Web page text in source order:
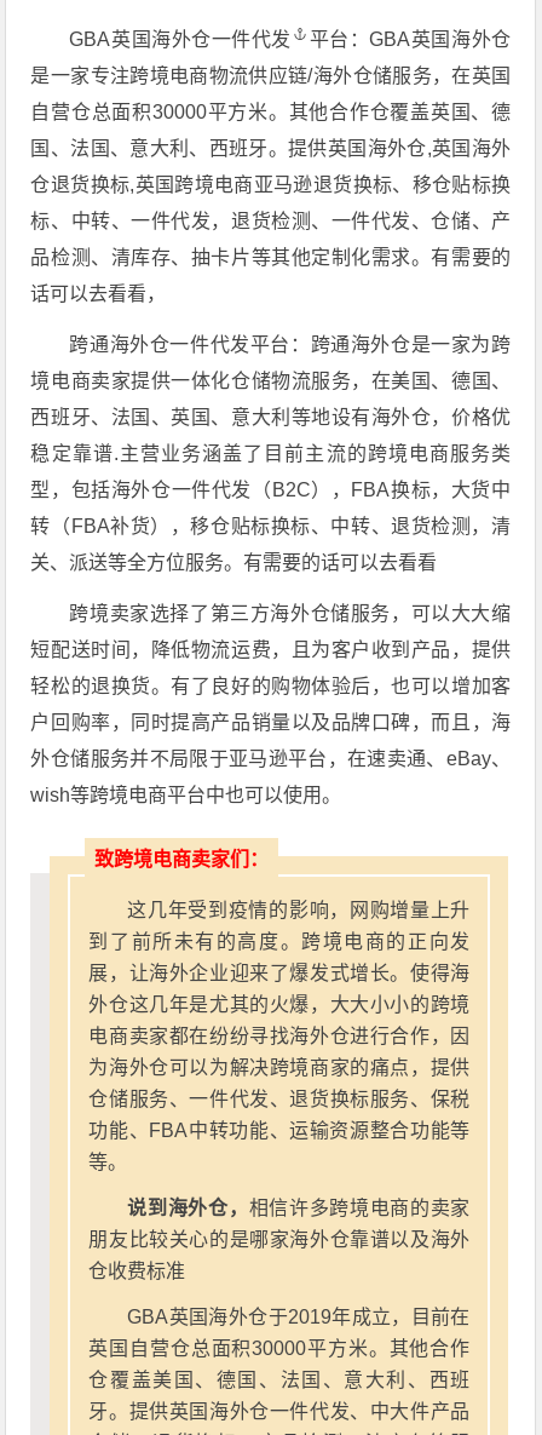
GBA英国海外仓一件代发
平台：GBA英国海外仓
是一家专注跨境电商物流供应链/海外仓储服务，在英国
自营仓总面积30000平方米。其他合作仓覆盖英国、德
国、法国、意大利、西班牙。提供英国海外仓,英国海外
仓退货换标,英国跨境电商亚马逊退货换标、移仓贴标换
标、中转、一件代发，退货检测、一件代发、仓储、产
品检测、清库存、抽卡片等其他定制化需求。有需要的
话可以去看看，
跨通海外仓一件代发平台：跨通海外仓是一家为跨
境电商卖家提供一体化仓储物流服务，在美国、德国、
西班牙、法国、英国、意大利等地设有海外仓，价格优
稳定靠谱.主营业务涵盖了目前主流的跨境电商服务类
型，包括海外仓一件代发（B2C），FBA换标，大货中
转（FBA补货），移仓贴标换标、中转、退货检测，清
关、派送等全方位服务。有需要的话可以去看看
跨境卖家选择了第三方海外仓储服务，可以大大缩
短配送时间，降低物流运费，且为客户收到产品，提供
轻松的退换货。有了良好的购物体验后，也可以增加客
户回购率，同时提高产品销量以及品牌口碑，而且，海
外仓储服务并不局限于亚马逊平台，在速卖通、eBay、
wish等跨境电商平台中也可以使用。
致跨境电商卖家们：
这几年受到疫情的影响，网购增量上升
到了前所未有的高度。跨境电商的正向发
展，让海外企业迎来了爆发式增长。使得海
外仓这几年是尤其的火爆，大大小小的跨境
电商卖家都在纷纷寻找海外仓进行合作，因
为海外仓可以为解决跨境商家的痛点，提供
仓储服务、一件代发、退货换标服务、保税
功能、FBA中转功能、运输资源整合功能等
等。
说到海外仓， 相信许多跨境电商的卖家
朋友比较关心的是哪家海外仓靠谱以及海外
仓收费标准
GBA英国海外仓于2019年成立，目前在
英国自营仓总面积30000平方米。其他合作
仓覆盖美国、德国、法国、意大利、西班
牙。提供英国海外仓一件代发、中大件产品